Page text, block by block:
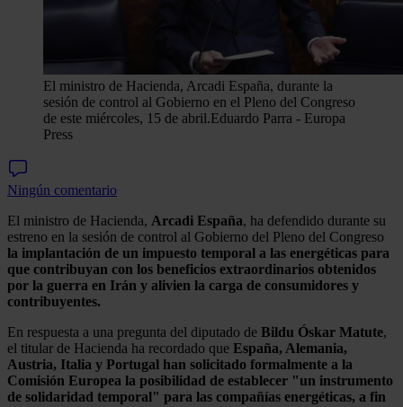
El ministro de Hacienda, Arcadi España, durante la
sesión de control al Gobierno en el Pleno del Congreso
de este miércoles, 15 de abril.Eduardo Parra - Europa
Press
Ningún comentario
El ministro de Hacienda, Arcadi España, ha defendido durante su
estreno en la sesión de control al Gobierno del Pleno del Congreso
la implantación de un impuesto temporal a las energéticas para
que contribuyan con los beneficios extraordinarios obtenidos
por la guerra en Irán y alivien la carga de consumidores y
contribuyentes.
En respuesta a una pregunta del diputado de Bildu Óskar Matute,
el titular de Hacienda ha recordado que España, Alemania,
Austria, Italia y Portugal han solicitado formalmente a la
Comisión Europea la posibilidad de establecer "un instrumento
de solidaridad temporal" para las compañías energéticas, a fin